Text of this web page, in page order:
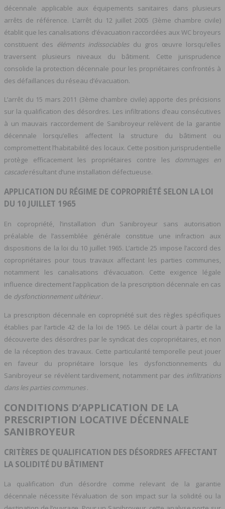
décennale applicable aux équipements sanitaires dans plusieurs
arrêts de référence. L’arrêt du 12 juillet 2005 (3ème chambre civile)
établit que les canalisations d’évacuation raccordées aux WC broyeurs
constituent des éléments indissociables du gros œuvre lorsqu’elles
traversent plusieurs niveaux du bâtiment. Cette jurisprudence
consolide la protection décennale pour les propriétaires confrontés à
des défaillances du réseau d’évacuation.
L’arrêt du 15 mars 2011 (3ème chambre civile) apporte des précisions
sur la qualification des désordres. Les infiltrations d’eau consécutives
à un mauvais raccordement de Sanibroyeur relèvent de la garantie
décennale lorsqu’elles affectent la structure du bâtiment ou
compromettent l’habitabilité des locaux. Cette position jurisprudentielle
protège efficacement les propriétaires contre les dommages en
cascaderésultant d’une installation défectueuse.
APPLICATION DU RÉGIME DE COPROPRIÉTÉ SELON LA LOI
DU 10 JUILLET 1965
En copropriété, l’installation d’un Sanibroyeur sans autorisation
préalable de l’assemblée générale constitue une infraction aux
dispositions de la loi du 10 juillet 1965. L’article 25 impose l’accord des
copropriétaires pour tous travaux affectant les parties communes,
notamment les canalisations d’évacuation. Cette exigence légale
influence directement l’application de la prescription décennale en cas
de dysfonctionnement ultérieur.
La prescription décennale en copropriété suit des règles spécifiques
établies par l’article 42 de la loi de 1965. Le délai court à partir de la
découverte des désordres par le syndicat des copropriétaires, et non
de la réception des travaux. Cette particularité temporelle peut jouer
en faveur du propriétaire lorsque les dysfonctionnements du
Sanibroyeur se révèlent tardivement, notamment par des infiltrations
dans les parties communes.
CONDITIONS D’APPLICATION DE LA
PRESCRIPTION LOCATIVE DÉCENNALE
SANIBROYEUR
CRITÈRES DE QUALIFICATION DES DÉSORDRES AFFECTANT
LA SOLIDITÉ DU BÂTIMENT
La qualification d’un désordre comme relevant de la garantie
décennale nécessite l’évaluation de son impact sur la solidité ou la